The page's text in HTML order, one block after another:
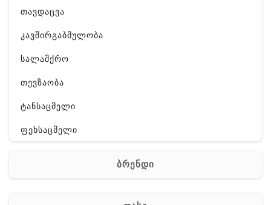
თავდაცვა
კავშირგაბმულობა
სალაშქრო
თევზაობა
ტანსაცმელი
ფეხსაცმელი
აქსესუარები
ბრენდი